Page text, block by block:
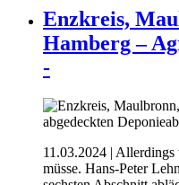
Enzkreis,
Hamberg –
-
11.03.2024 | Allerdings
müsse. Hans-Peter